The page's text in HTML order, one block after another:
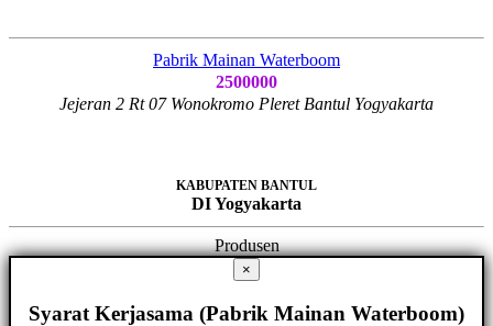
Pabrik Mainan Waterboom
2500000
Jejeran 2 Rt 07 Wonokromo Pleret Bantul Yogyakarta
KABUPATEN BANTUL
DI Yogyakarta
Produsen
×
Syarat Kerjasama (Pabrik Mainan Waterboom)